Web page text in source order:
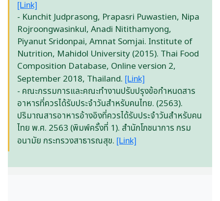
[Link]
- Kunchit Judprasong, Prapasri Puwastien, Nipa
Rojroongwasinkul, Anadi Nitithamyong,
Piyanut Sridonpai, Amnat Somjai. Institute of
Nutrition, Mahidol University (2015). Thai Food
Composition Database, Online version 2,
September 2018, Thailand. [Link]
- คณะกรรมการและคณะทำงานปรับปรุงข้อกำหนดสาร
อาหารที่ควรได้รับประจำวันสำหรับคนไทย. (2563).
ปริมาณสารอาหารอ้างอิงที่ควรได้รับประจำวันสำหรับคน
ไทย พ.ศ. 2563 (พิมพ์ครั้งที่ 1). สำนักโภชนาการ กรม
อนามัย กระทรวงสาธารณสุข. [Link]